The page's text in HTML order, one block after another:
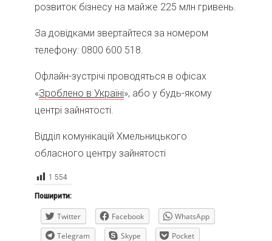
розвиток бізнесу на майже 225 млн гривень.
За довідками звертайтеся за номером
телефону: 0800 600 518.
Офлайн-зустрічі проводяться в офісах
«Зроблено в Україні», або у будь-якому
центрі зайнятості.
Відділ комунікацій Хмельницького
обласного центру зайнятості
1 554
Поширити:
Twitter Facebook
WhatsApp
Telegram
Skype
Pocket